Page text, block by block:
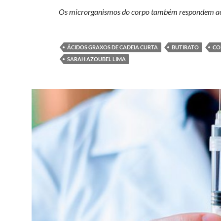
Os microrganismos do corpo também respondem
ÁCIDOS GRAXOS DE CADEIA CURTA BUTIRATO
SARAH AZOUBEL LIMA